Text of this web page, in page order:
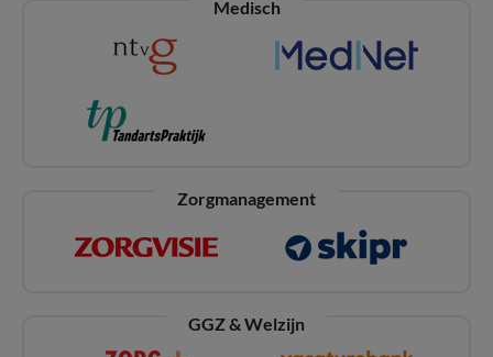
Medisch
Zorgmanagement
GGZ & Welzijn